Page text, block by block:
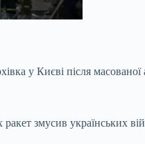
у Києві після
змусив українських